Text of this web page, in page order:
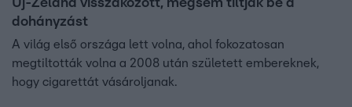
Új-Zéland visszakozott, mégsem tiltják be a
dohányzást
A világ első országa lett volna, ahol fokozatosan
megtiltották volna a 2008 után született embereknek,
hogy cigarettát vásároljanak.